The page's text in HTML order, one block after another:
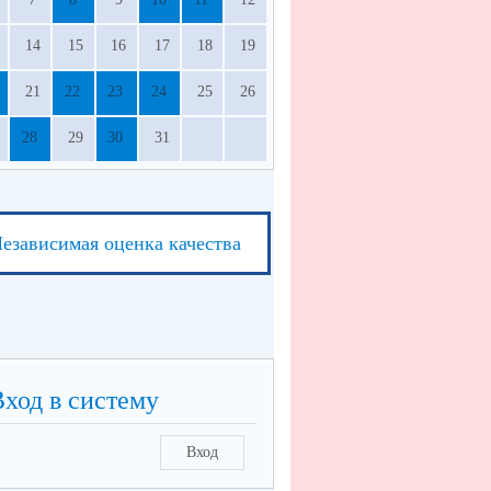
14 15 16 17 18 19
21 22 23 24 25 26
28 29 30 31
оценка качества
в систему
Вход